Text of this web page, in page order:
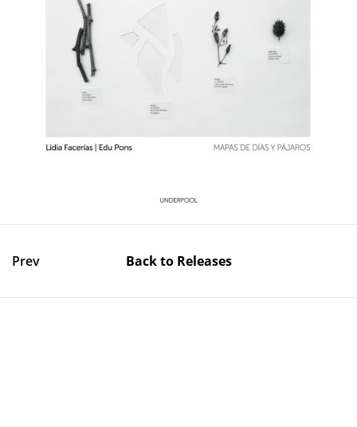
Prev Back to Releases